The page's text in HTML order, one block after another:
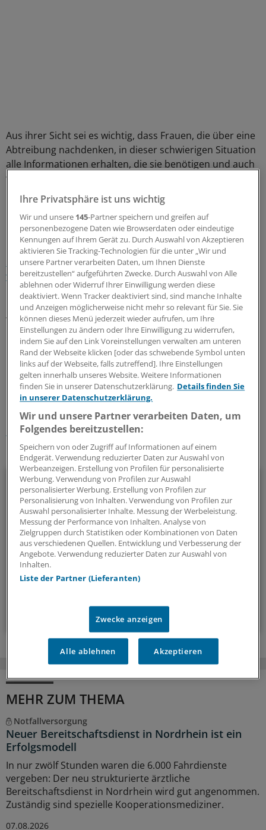
Aus ihrer Sicht sei es wichtig, dass Frauen, die über eine
Abtreibung nachdenken, in dieser schwierigen Situation
alle Informationen erhalten, die sie benötigen und auch
wissen, an wen sie sich wenden können. Sie dürften
nicht allein gelassen werden, betont Weiss.
BÄK will Liste von Ärzten erstellen
Hilfe kündigte kürzlich die Bundesärztekammer (BÄK) an.
Sie will eine Liste mit Ärzten erstellen, die Abtreibungen
vornehmen.
Frauen könnten sich neutral informieren und die darauf
verzeichneten Ärzte wären nicht vom Werbeverbot nach
Paragraf 219a betroffen, erläuterte BÄK-Präsident
Professor Frank Ulrich Montgomery.(ths)
Schlagworte:
Berufspolitik Schwangerschaft
Ihr Newsletter zum Thema
Politik & Debatte
Mit diesem Newsletter blicken Sie hinter das tägliche
Geschehen in der Gesundheitspolitik. Mit Analysen,
Hintergründen und einem Blick auf Themen, die die Agenda
bestimmen.
14-tägig, donnerstags
MEHR ZUM THEMA
Notfallversorgung
Neuer Bereitschaftsdienst in Nordrhein ist ein
Erfolgsmodell
In nur zwölf Stunden waren die 6.000 Fahrdienste
vergeben: Der neu strukturierte ärztliche
Bereitschaftsdienst in Nordrhein wird gut angenommen.
Zuständig sind spezielle Kooperationsmediziner.
07.08.2026
Ihre Privatsphäre ist uns wichtig
Wir und unsere 145-Partner speichern und greifen auf
personenbezogene Daten wie Browserdaten oder eindeutige
Kennungen auf Ihrem Gerät zu. Durch Auswahl von Akzeptieren
aktivieren Sie Tracking-Technologien für die unter „Wir und
unsere Partner verarbeiten Daten, um Ihnen Dienste
bereitzustellen“ aufgeführten Zwecke. Durch Auswahl von Alle
ablehnen oder Widerruf Ihrer Einwilligung werden diese
deaktiviert. Wenn Tracker deaktiviert sind, sind manche Inhalte
und Anzeigen möglicherweise nicht mehr so relevant für Sie. Sie
können dieses Menü jederzeit wieder aufrufen, um Ihre
Einstellungen zu ändern oder Ihre Einwilligung zu widerrufen,
indem Sie auf den Link Voreinstellungen verwalten am unteren
Rand der Webseite klicken [oder das schwebende Symbol unten
links auf der Webseite, falls zutreffend]. Ihre Einstellungen
gelten innerhalb unseres Website. Weitere Informationen
finden Sie in unserer Datenschutzerklärung. Details finden Sie
in unserer Datenschutzerklärung.
Wir und unsere Partner verarbeiten Daten, um
Folgendes bereitzustellen:
Speichern von oder Zugriff auf Informationen auf einem
Endgerät. Verwendung reduzierter Daten zur Auswahl von
Werbeanzeigen. Erstellung von Profilen für personalisierte
Werbung. Verwendung von Profilen zur Auswahl
personalisierter Werbung. Erstellung von Profilen zur
Personalisierung von Inhalten. Verwendung von Profilen zur
Auswahl personalisierter Inhalte. Messung der Werbeleistung.
Messung der Performance von Inhalten. Analyse von
Zielgruppen durch Statistiken oder Kombinationen von Daten
aus verschiedenen Quellen. Entwicklung und Verbesserung der
Angebote. Verwendung reduzierter Daten zur Auswahl von
Inhalten.
Liste der Partner (Lieferanten)
Zwecke anzeigen
Alle ablehnen Akzeptieren